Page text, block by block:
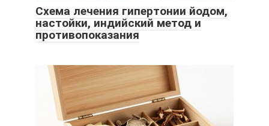
Схема лечения гипертонии йодом,
настойки, индийский метод и
противопоказания